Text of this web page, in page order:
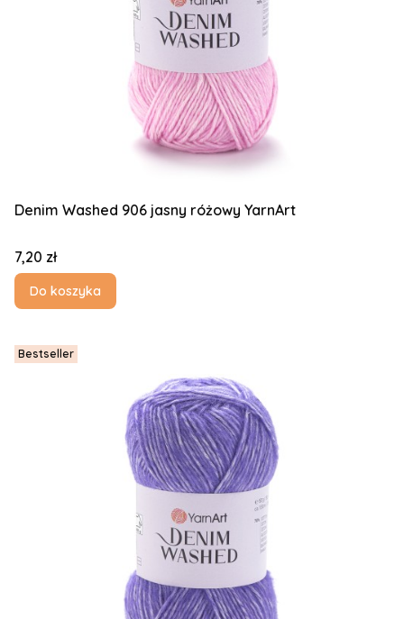
Denim Washed 906 jasny różowy YarnArt
Cena
7,20 zł
Do koszyka
Bestseller